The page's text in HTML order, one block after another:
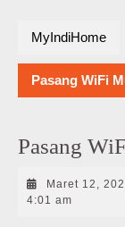
MyIndiHome
Pasang WiFi
Pasang
Maret 12,
4:01 am